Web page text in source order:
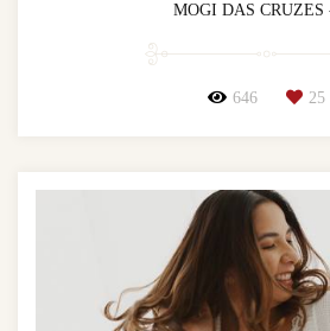
MOGI DAS CRUZES
646 25